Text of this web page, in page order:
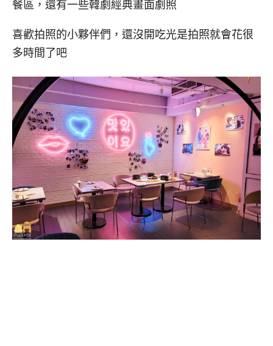
餐區，還有一些韓劇經典畫面劇照
喜歡拍照的小夥伴們，還沒開吃光是拍照就會花很
多時間了吧